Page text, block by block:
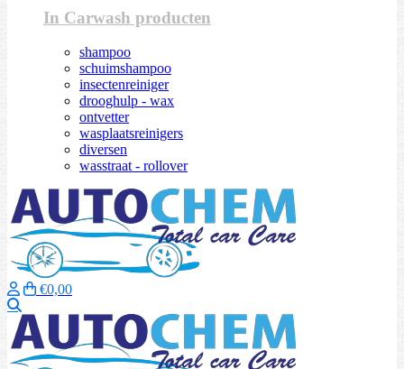
In Carwash producten
shampoo
schuimshampoo
insectenreiniger
drooghulp - wax
ontvetter
wasplaatsreinigers
diversen
wasstraat - rollover
€0,00